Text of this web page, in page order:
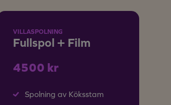
VILLASPOLNING
Fullspol + Film
4500 kr
Spolning av Köksstam